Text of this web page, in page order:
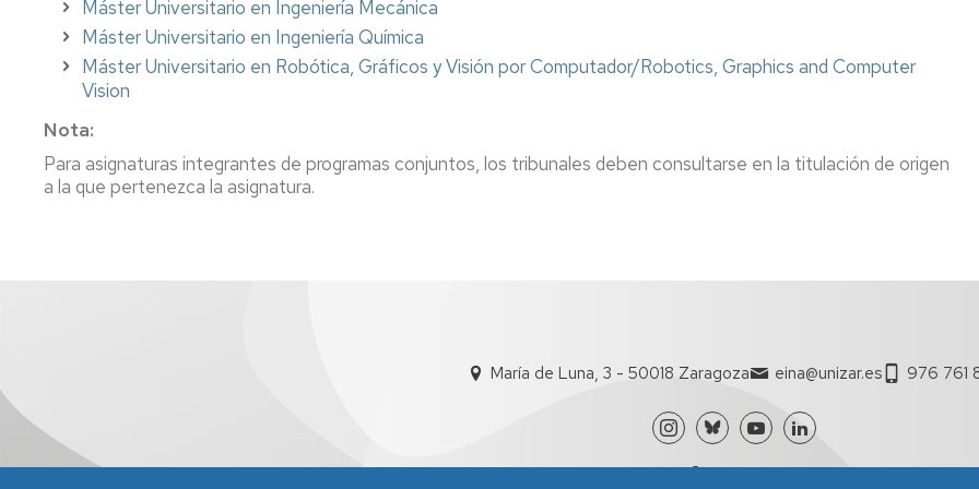
Máster Universitario en Ingeniería Mecánica
Máster Universitario en Ingeniería Química
Máster Universitario en Robótica, Gráficos y Visión por Computador/Robotics, Graphics and Computer
Vision
Nota:
Para asignaturas integrantes de programas conjuntos, los tribunales deben consultarse en la titulación de origen
a la que pertenezca la asignatura.
María de Luna, 3 - 50018 Zaragoza eina@unizar.es 976 761